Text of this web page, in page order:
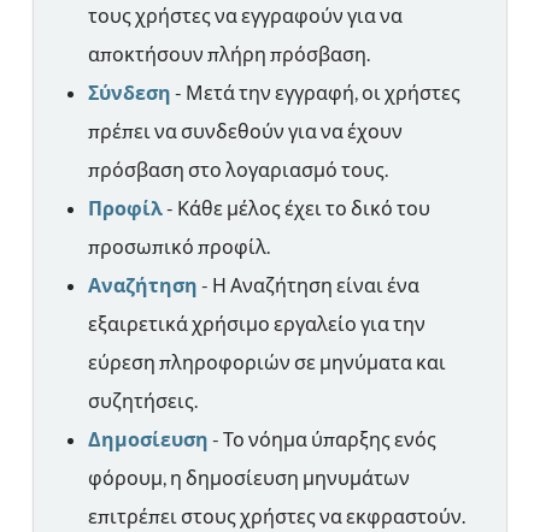
τους χρήστες να εγγραφούν για να
αποκτήσουν πλήρη πρόσβαση.
Σύνδεση - Μετά την εγγραφή, οι χρήστες
πρέπει να συνδεθούν για να έχουν
πρόσβαση στο λογαριασμό τους.
Προφίλ- Κάθε μέλος έχει το δικό του
προσωπικό προφίλ.
Αναζήτηση - Η Αναζήτηση είναι ένα
εξαιρετικά χρήσιμο εργαλείο για την
εύρεση πληροφοριών σε μηνύματα και
συζητήσεις.
Δημοσίευση - Το νόημα ύπαρξης ενός
φόρουμ, η δημοσίευση μηνυμάτων
επιτρέπει στους χρήστες να εκφραστούν.